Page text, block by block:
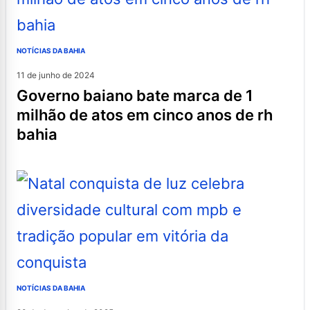
NOTÍCIAS DA BAHIA
11 de junho de 2024
governo baiano bate marca de 1
milhão de atos em cinco anos de rh
bahia
NOTÍCIAS DA BAHIA